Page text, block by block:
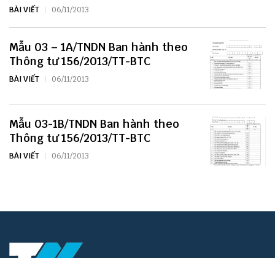
BÀI VIẾT 06/11/2013
Mẫu 03 – 1A/TNDN Ban hành theo
Thông tư 156/2013/TT-BTC
BÀI VIẾT 06/11/2013
Mẫu 03-1B/TNDN Ban hành theo
Thông tư 156/2013/TT-BTC
BÀI VIẾT 06/11/2013